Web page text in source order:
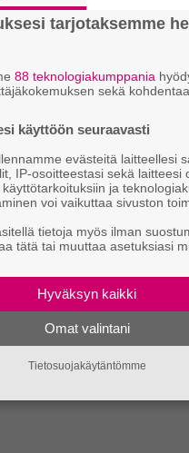
tarjotaksemme
88 teknologiakumppania
sekä
käyttöön seuraavasti
evästeitä laitteellesi
IP-osoitteestasi sekä laitteesi
ja
voi vaikuttaa sivuston
tietoja myös ilman
tätä tai muuttaa asetuksiasi
Hyväksyn kaikki
Omat valintani
Tietosuojakäytäntömme